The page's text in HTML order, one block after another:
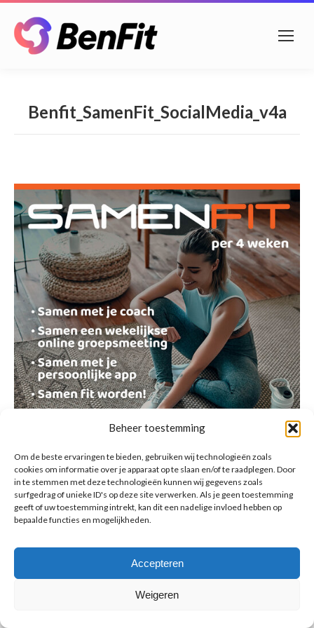
Beheer toestemming
Om de beste ervaringen te bieden, gebruiken wij technologieën zoals
cookies om informatie over je apparaat op te slaan en/of te raadplegen. Door
in te stemmen met deze technologieën kunnen wij gegevens zoals
surfgedrag of unieke ID's op deze site verwerken. Als je geen toestemming
geeft of uw toestemming intrekt, kan dit een nadelige invloed hebben op
bepaalde functies en mogelijkheden.
Accepteren
Weigeren
Benfit_SamenFit_SocialMedia_v4a
Copyright menu-NL